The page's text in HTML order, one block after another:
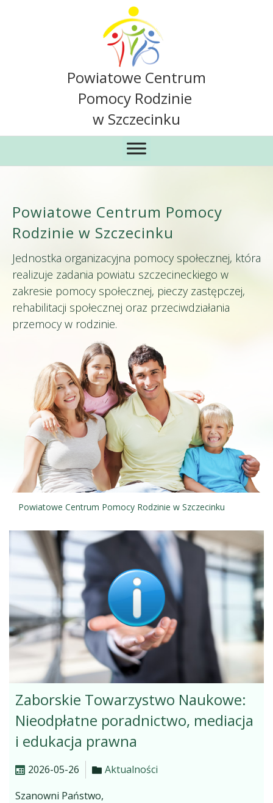
Powiatowe Centrum
Pomocy Rodzinie
w Szczecinku
Powiatowe Centrum Pomocy
Rodzinie w Szczecinku
Jednostka organizacyjna pomocy społecznej, która
realizuje zadania powiatu szczecineckiego w
zakresie pomocy społecznej, pieczy zastępczej,
rehabilitacji społecznej oraz przeciwdziałania
przemocy w rodzinie.
Powiatowe Centrum Pomocy Rodzinie w Szczecinku
Zaborskie Towarzystwo Naukowe:
Nieodpłatne poradnictwo, mediacja
i edukacja prawna
2026-05-26
Aktualności
Szanowni Państwo,